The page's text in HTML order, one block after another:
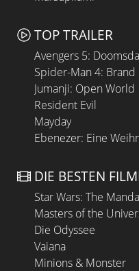
TOP TRAILER
Avengers 5:
Spider-Man 4: Brand
Jumanji: Open World
Resident Evil
Mayday
Ebenezer: Eine
DIE BESTEN
Star Wars: The
Masters of the
Die Odyssee
Vaiana
Minions & Monster